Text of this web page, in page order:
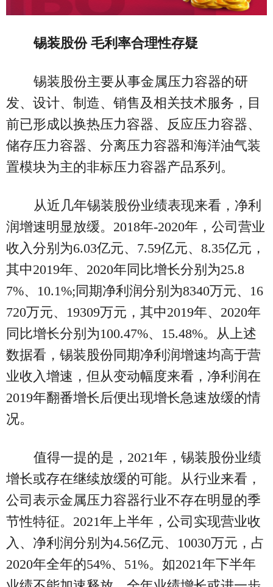
锡装股份 毛利率合理性存疑
锡装股份主要从事金属压力容器的研
发、设计、制造、销售及相关技术服务，目
前已形成以换热压力容器、反应压力容器、
储存压力容器、分离压力容器和海洋油气装
置模块为主的非标压力容器产品系列。
从近几年锡装股份业绩表现来看，净利
润增速明显放缓。2018年-2020年，公司营业
收入分别为6.03亿元、7.59亿元、8.35亿元，
其中2019年、2020年同比增长分别为25.8
7%、10.1%;同期净利润分别为8340万元、16
720万元、19309万元，其中2019年、2020年
同比增长分别为100.47%、15.48%。从上述
数据看，锡装股份同期净利润增速均高于营
业收入增速，但从变动幅度来看，净利润在
2019年翻番增长后便出现增长急速放缓的情
况。
值得一提的是，2021年，锡装股份业绩
增长或存在继续放缓的可能。从行业来看，
公司表示金属压力容器行业不存在明显的季
节性特征。2021年上半年，公司实现营业收
入、净利润分别为4.56亿元、10030万元，占
2020年全年的54%、51%。如2021年下半年